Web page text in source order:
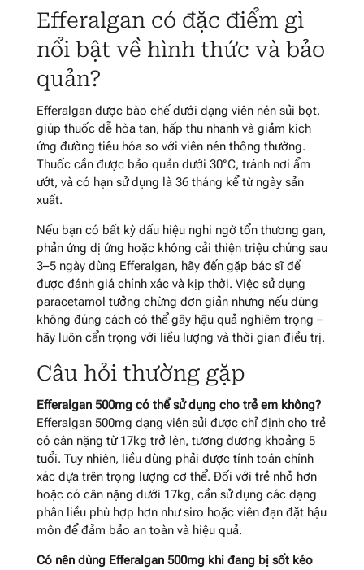
Efferalgan có đặc điểm gì
nổi bật về hình thức và bảo
quản?
Efferalgan được bào chế dưới dạng viên nén sủi bọt,
giúp thuốc dễ hòa tan, hấp thu nhanh và giảm kích
ứng đường tiêu hóa so với viên nén thông thường.
Thuốc cần được bảo quản dưới 30°C, tránh nơi ẩm
ướt, và có hạn sử dụng là 36 tháng kể từ ngày sản
xuất.
Nếu bạn có bất kỳ dấu hiệu nghi ngờ tổn thương gan,
phản ứng dị ứng hoặc không cải thiện triệu chứng sau
3–5 ngày dùng Efferalgan, hãy đến gặp bác sĩ để
được đánh giá chính xác và kịp thời. Việc sử dụng
paracetamol tưởng chừng đơn giản nhưng nếu dùng
không đúng cách có thể gây hậu quả nghiêm trọng –
hãy luôn cẩn trọng với liều lượng và thời gian điều trị.
Câu hỏi thường gặp
Efferalgan 500mg có thể sử dụng cho trẻ em không?
Efferalgan 500mg dạng viên sủi được chỉ định cho trẻ
có cân nặng từ 17kg trở lên, tương đương khoảng 5
tuổi. Tuy nhiên, liều dùng phải được tính toán chính
xác dựa trên trọng lượng cơ thể. Đối với trẻ nhỏ hơn
hoặc có cân nặng dưới 17kg, cần sử dụng các dạng
phân liều phù hợp hơn như siro hoặc viên đạn đặt hậu
môn để đảm bảo an toàn và hiệu quả.
Có nên dùng Efferalgan 500mg khi đang bị sốt kéo